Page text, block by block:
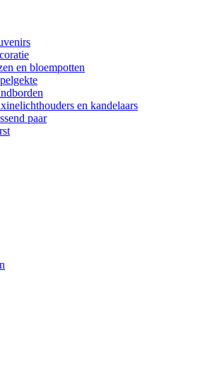
en bloempotten
en kandelaars
paar